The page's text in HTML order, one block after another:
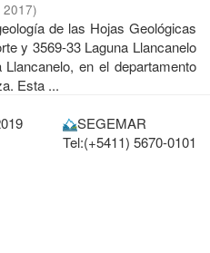
2017)
de las Hojas Geológicas
y 3569-33 Laguna Llancanelo
en el departamento
Esta ...
SEGEMAR
Tel:(+5411) 5670-0101